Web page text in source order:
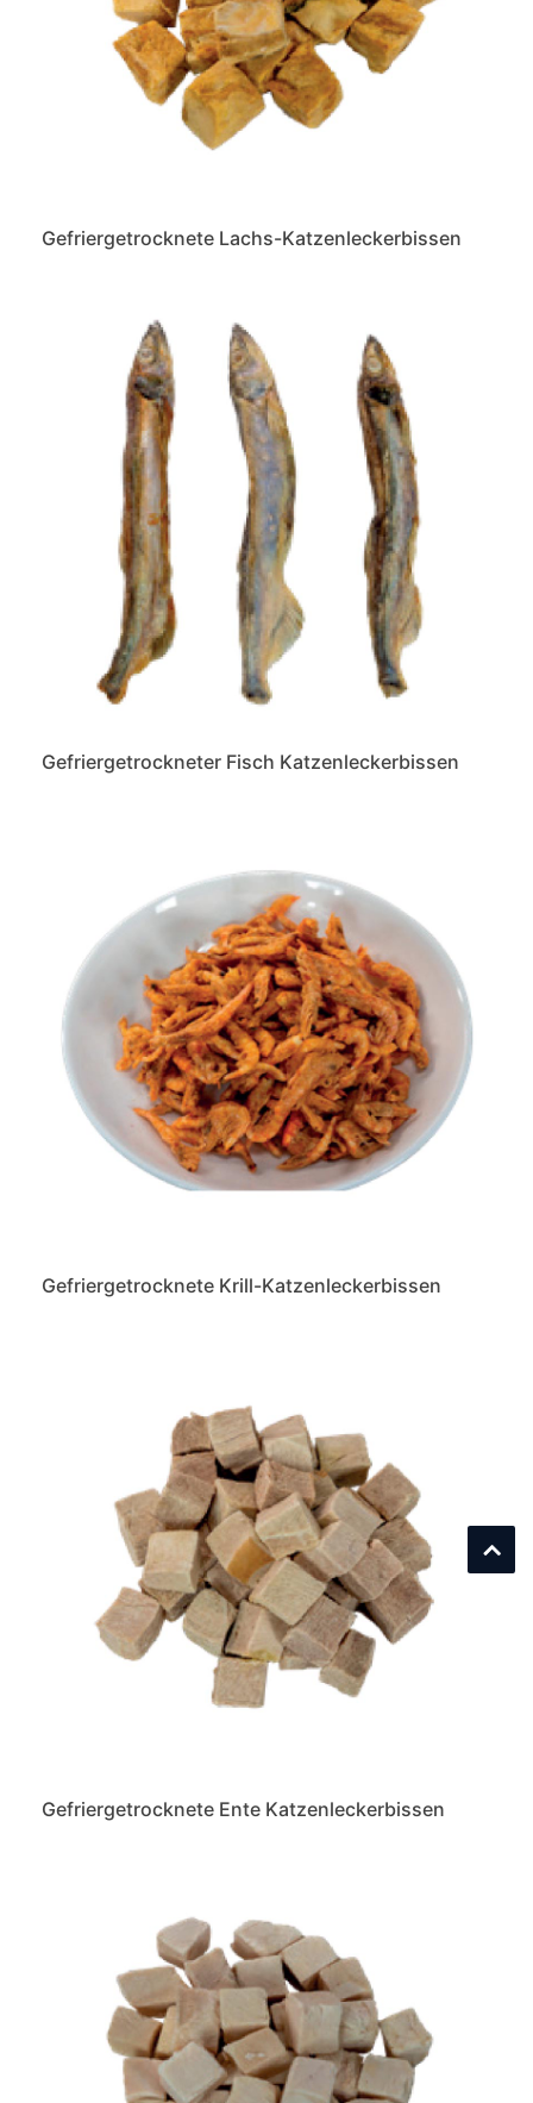
Gefriergetrocknete Lachs-Katzenleckerbissen
Gefriergetrockneter Fisch Katzenleckerbissen
Gefriergetrocknete Krill-Katzenleckerbissen
Gefriergetrocknete Ente Katzenleckerbissen